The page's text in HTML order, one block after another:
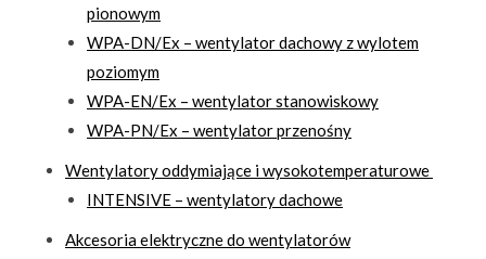
pionowym
WPA-DN/Ex – wentylator dachowy z wylotem
poziomym
WPA-EN/Ex – wentylator stanowiskowy
WPA-PN/Ex – wentylator przenośny
Wentylatory oddymiające i wysokotemperaturowe
INTENSIVE – wentylatory dachowe
Akcesoria elektryczne do wentylatorów